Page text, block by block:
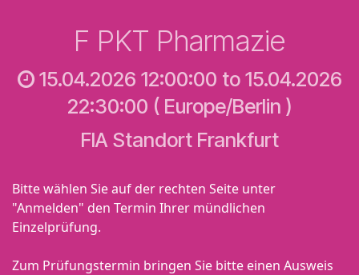
F PKT Pharmazie
15.04.2026 12:00:00 to 15.04.2026
22:30:00 ( Europe/Berlin )
FIA Standort Frankfurt
Bitte wählen Sie auf der rechten Seite unter
"Anmelden" den Termin Ihrer mündlichen
Einzelprüfung.
Zum Prüfungstermin bringen Sie bitte einen Ausweis